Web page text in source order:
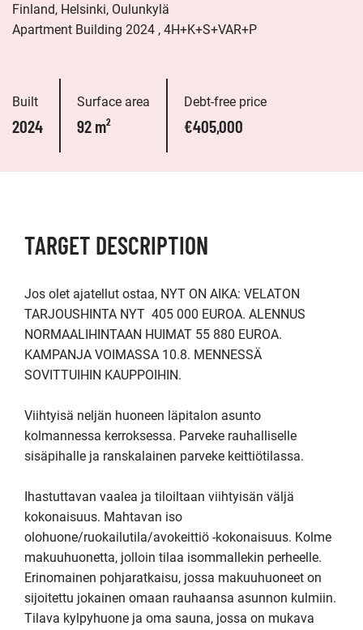
Finland, Helsinki, Oulunkylä
Apartment Building 2024 , 4H+K+S+VAR+P
Built
2024
Surface area
92 m²
Debt-free price
€405,000
TARGET DESCRIPTION
Jos olet ajatellut ostaa, NYT ON AIKA: VELATON
TARJOUSHINTA NYT  405 000 EUROA. ALENNUS
NORMAALIHINTAAN HUIMAT 55 880 EUROA.
KAMPANJA VOIMASSA 10.8. MENNESSÄ
SOVITTUIHIN KAUPPOIHIN.
Viihtyisä neljän huoneen läpitalon asunto
kolmannessa kerroksessa. Parveke rauhalliselle
sisäpihalle ja ranskalainen parveke keittiötilassa.
Ihastuttavan vaalea ja tiloiltaan viihtyisän väljä
kokonaisuus. Mahtavan iso
olohuone/ruokailutila/avokeittiö -kokonaisuus. Kolme
makuuhuonetta, jolloin tilaa isommallekin perheelle.
Erinomainen pohjaratkaisu, jossa makuuhuoneet on
sijoitettu jokainen omaan rauhaansa asunnon kulmiin.
Tilava kylpyhuone ja oma sauna, jossa on mukava